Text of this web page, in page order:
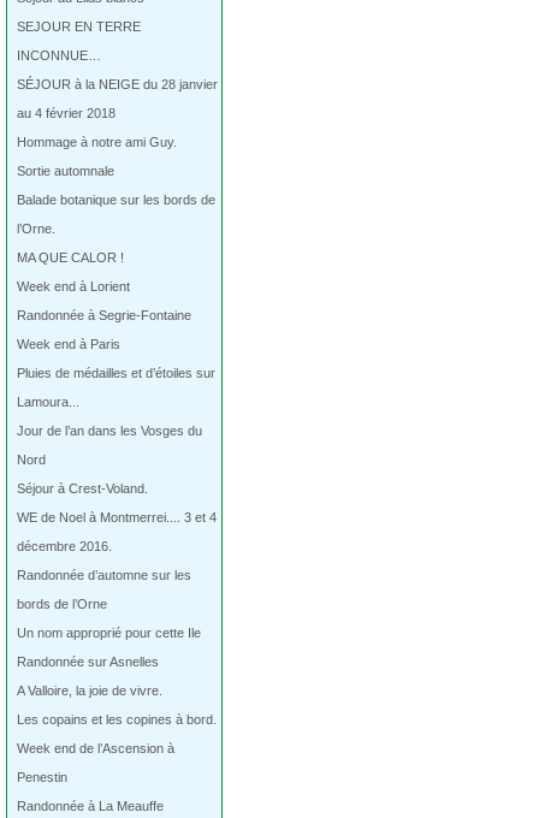
SEJOUR EN TERRE
INCONNUE…
SÉJOUR à la NEIGE du 28 janvier
au 4 février 2018
Hommage à notre ami Guy.
Sortie automnale
Balade botanique sur les bords de
l’Orne.
MA QUE CALOR !
Week end à Lorient
Randonnée à Segrie-Fontaine
Week end à Paris
Pluies de médailles et d’étoiles sur
Lamoura...
Jour de l’an dans les Vosges du
Nord
Séjour à Crest-Voland.
WE de Noel à Montmerrei.... 3 et 4
décembre 2016.
Randonnée d’automne sur les
bords de l’Orne
Un nom approprié pour cette Ile
Randonnée sur Asnelles
A Valloire, la joie de vivre.
Les copains et les copines à bord.
Week end de l’Ascension à
Penestin
Randonnée à La Meauffe